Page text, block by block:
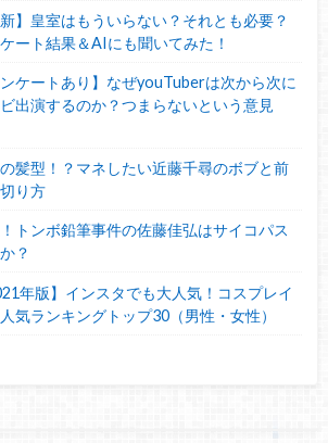
新】皇室はもういらない？それとも必要？
ート結果＆AIにも聞いてみた！
ンケートあり】なぜyouTuberは次から次に
出演するのか？つまらないという意見
髪型！？マネしたい近藤千尋のボブと前
り方
トンボ鉛筆事件の佐藤佳弘はサイコパス
？
年版】インスタでも大人気！コスプレイ
気ランキングトップ30（男性・女性）